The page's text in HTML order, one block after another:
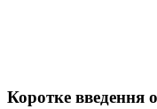
Коротке введення